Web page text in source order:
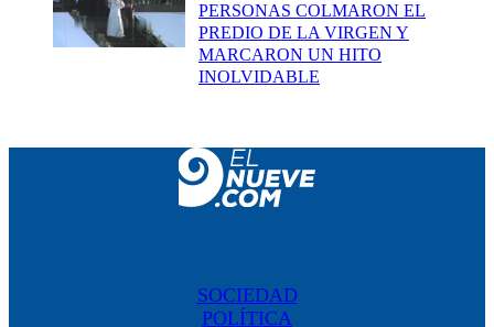
PERSONAS COLMARON EL
PREDIO DE LA VIRGEN Y
MARCARON UN HITO
INOLVIDABLE
SOCIEDAD
POLÍTICA